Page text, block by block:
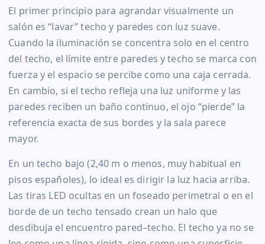
El primer principio para agrandar visualmente un
salón es “lavar” techo y paredes con luz suave.
Cuando la iluminación se concentra solo en el centro
del techo, el límite entre paredes y techo se marca con
fuerza y el espacio se percibe como una caja cerrada.
En cambio, si el techo refleja una luz uniforme y las
paredes reciben un baño continuo, el ojo “pierde” la
referencia exacta de sus bordes y la sala parece
mayor.
En un techo bajo (2,40 m o menos, muy habitual en
pisos españoles), lo ideal es dirigir la luz hacia arriba.
Las tiras LED ocultas en un foseado perimetral o en el
borde de un techo tensado crean un halo que
desdibuja el encuentro pared–techo. El techo ya no se